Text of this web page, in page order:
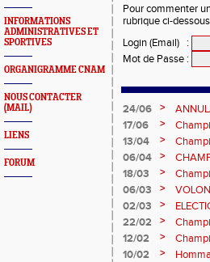
INFORMATIONS
ADMINISTRATIVES ET
SPORTIVES
ORGANIGRAMME CNAM
NOUS CONTACTER
(MAIL)
LIENS
FORUM
Pour commenter
rubrique ci-
Login (Email)
:
Mot de Passe :
24/06 >
17/06 >
fond
13/04 >
06/04 >
18/03
>
06/03 >
02/03
>
2ème
22/02 >
12/02 >
février
10/02 >